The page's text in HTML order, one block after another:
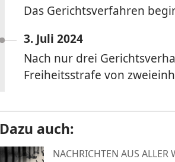
Das Gerichts­verfahren
3. Juli 2024
Nach nur drei
Freiheitsstrafe von
Dazu auch:
NACHRICHTEN AUS ALLER